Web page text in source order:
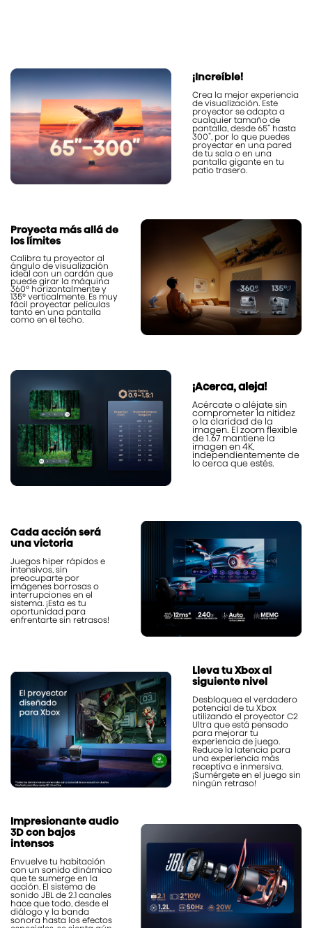
¡Increíble!
Crea la mejor experiencia
de visualización. Este
proyector se adapta a
cualquier tamaño de
pantalla, desde 65” hasta
300”, por lo que puedes
proyectar en una pared
de tu sala o en una
pantalla gigante en tu
patio trasero.
Proyecta más allá de
los límites
Calibra tu proyector al
ángulo de visualización
ideal con un cardán que
puede girar la máquina
360° horizontalmente y
135° verticalmente. Es muy
fácil proyectar películas
tanto en una pantalla
como en el techo.
¡Acerca, aleja!
Acércate o aléjate sin
comprometer la nitidez
o la claridad de la
imagen. El zoom flexible
de 1.67 mantiene la
imagen en 4K,
independientemente de
lo cerca que estés.
Cada acción será
una victoria
Juegos hiper rápidos e
intensivos, sin
preocuparte por
imágenes borrosas o
interrupciones en el
sistema. ¡Esta es tu
oportunidad para
enfrentarte sin retrasos!
Lleva tu Xbox al
siguiente nivel
Desbloquea el verdadero
potencial de tu Xbox
utilizando el proyector C2
Ultra que está pensado
para mejorar tu
experiencia de juego.
Reduce la latencia para
una experiencia más
receptiva e inmersiva.
¡Sumérgete en el juego sin
ningún retraso!
Impresionante audio
3D con bajos
intensos
Envuelve tu habitación
con un sonido dinámico
que te sumerge en la
acción. El sistema de
sonido JBL de 2.1 canales
hace que todo, desde el
diálogo y la banda
sonora hasta los efectos